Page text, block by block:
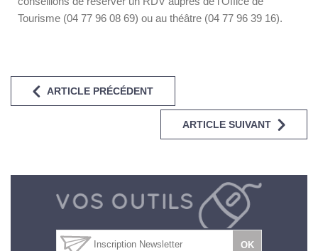
Tourisme (04 77 96 08 69) ou au théâtre (04 77 96 39 16).
ARTICLE PRÉCÉDENT
ARTICLE SUIVANT